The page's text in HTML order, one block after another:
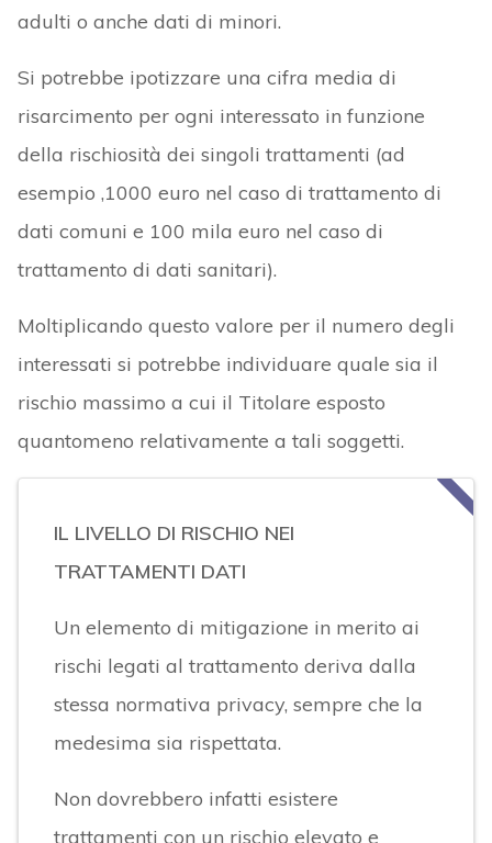
adulti o anche dati di minori.
Si potrebbe ipotizzare una cifra media di
risarcimento per ogni interessato in funzione
della rischiosità dei singoli trattamenti (ad
esempio ,1000 euro nel caso di trattamento di
dati comuni e 100 mila euro nel caso di
trattamento di dati sanitari).
Moltiplicando questo valore per il numero degli
interessati si potrebbe individuare quale sia il
rischio massimo a cui il Titolare esposto
quantomeno relativamente a tali soggetti.
IL LIVELLO DI RISCHIO NEI
TRATTAMENTI DATI
Un elemento di mitigazione in merito ai
rischi legati al trattamento deriva dalla
stessa normativa privacy, sempre che la
medesima sia rispettata.
Non dovrebbero infatti esistere
trattamenti con un rischio elevato e